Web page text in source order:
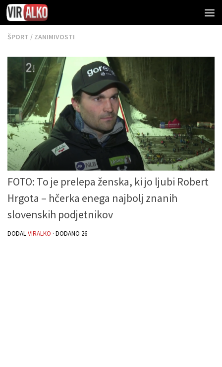
ŠPORT / ZANIMIVOSTI
FOTO: To je prelepa ženska, ki jo ljubi Robert
Hrgota – hčerka enega najbolj znanih
slovenskih podjetnikov
DODALVIRALKO · DODANO 26